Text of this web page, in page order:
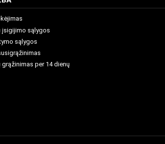
įsigijimo sąlygos
sąlygos